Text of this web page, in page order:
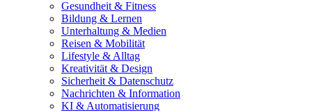
Gesundheit & Fitness
Bildung & Lernen
Unterhaltung & Medien
Reisen & Mobilität
Lifestyle & Alltag
Kreativität & Design
Sicherheit & Datenschutz
Nachrichten & Information
KI & Automatisierung